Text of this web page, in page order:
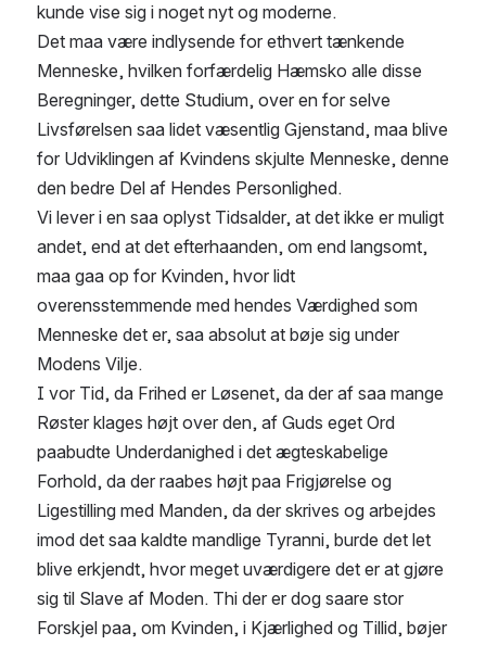
kunde vise sig i noget nyt og moderne.
Det maa være indlysende for ethvert tænkende
Menneske, hvilken forfærdelig Hæmsko alle disse
Beregninger, dette Studium, over en for selve
Livsførelsen saa lidet væsentlig Gjenstand, maa blive
for Udviklingen af Kvindens skjulte Menneske, denne
den bedre Del af Hendes Personlighed.
Vi lever i en saa oplyst Tidsalder, at det ikke er muligt
andet, end at det efterhaanden, om end langsomt,
maa gaa op for Kvinden, hvor lidt
overensstemmende med hendes Værdighed som
Menneske det er, saa absolut at bøje sig under
Modens Vilje.
I vor Tid, da Frihed er Løsenet, da der af saa mange
Røster klages højt over den, af Guds eget Ord
paabudte Underdanighed i det ægteskabelige
Forhold, da der raabes højt paa Frigjørelse og
Ligestilling med Manden, da der skrives og arbejdes
imod det saa kaldte mandlige Tyranni, burde det let
blive erkjendt, hvor meget uværdigere det er at gjøre
sig til Slave af Moden. Thi der er dog saare stor
Forskjel paa, om Kvinden, i Kjærlighed og Tillid, bøjer